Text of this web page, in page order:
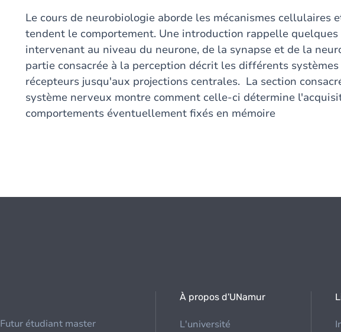
Le cours de neurobiologie aborde les mécanismes cellulaires
tendent le comportement. Une introduction rappelle
intervenant au niveau du neurone, de la synapse et de la
partie consacrée à la perception décrit les différents
récepteurs jusqu'aux projections centrales. La section
système nerveux montre comment celle-ci détermine
comportements éventuellement fixés en mémoire
Futur étudiant master
À propos d'UNamur
L'université